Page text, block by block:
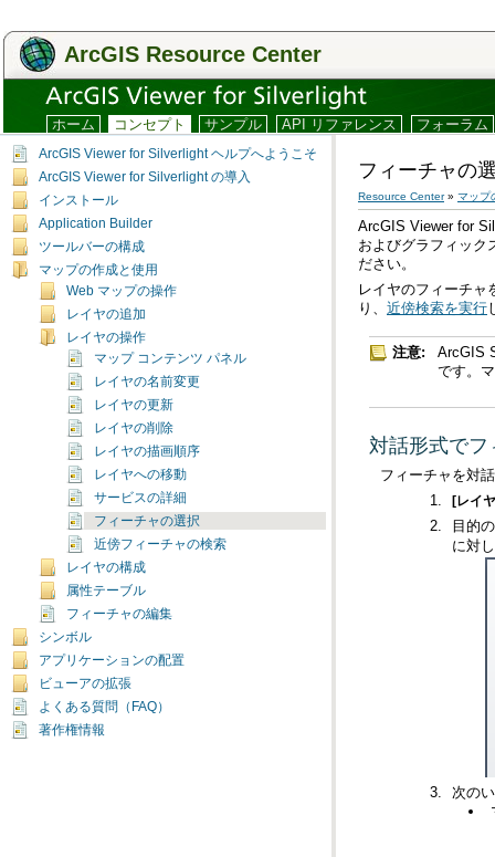
ArcGIS Resource Center
ホーム コンセプト サンプル API リファレンス フォーラム
ArcGIS Viewer for Silverlight ヘルプへようこそ
ArcGIS Viewer for Silverlight の導入
インストール
Application Builder
ツールバーの構成
マップの作成と使用
Web マップの操作
レイヤの追加
レイヤの操作
マップ コンテンツ パネル
レイヤの名前変更
レイヤの更新
レイヤの削除
レイヤの描画順序
レイヤへの移動
サービスの詳細
フィーチャの選択
近傍フィーチャの検索
レイヤの構成
属性テーブル
フィーチャの編集
シンボル
アプリケーションの配置
ビューアの拡張
よくある質問（FAQ）
著作権情報
フィーチャの
Resource Center» マップ
ArcGIS Viewer for
およびグラフィック
ださい。
レイヤのフィーチャ
り、 近傍検索を実行
注意:
です。
対話形式で
フィーチャを対
[レイ
目的
に対
次の